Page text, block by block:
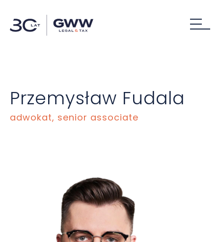
Przemysław Fudala
adwokat, senior associate